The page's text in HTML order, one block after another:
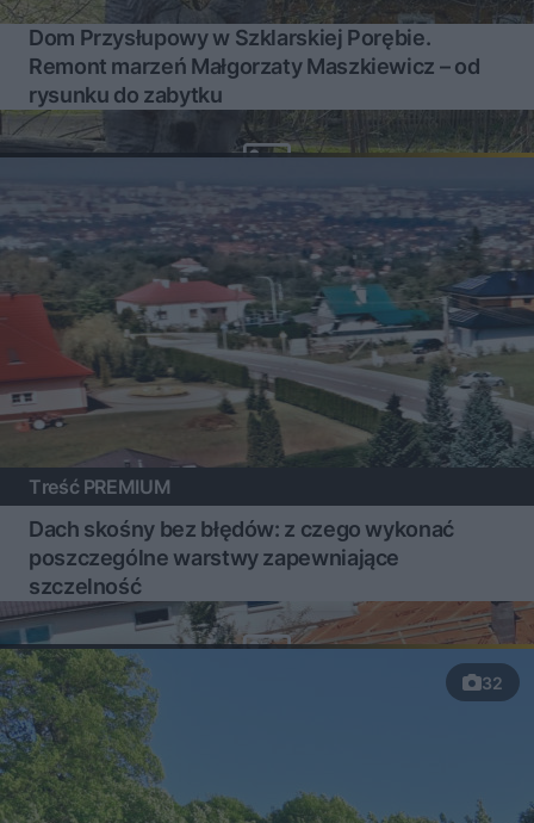
Dom Przysłupowy w Szklarskiej Porębie.
Remont marzeń Małgorzaty Maszkiewicz – od
rysunku do zabytku
Treść PREMIUM
Dach skośny bez błędów: z czego wykonać
poszczególne warstwy zapewniające
szczelność
32